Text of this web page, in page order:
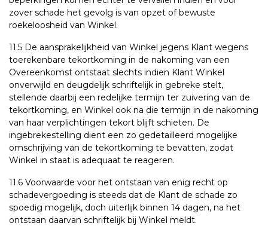
zover schade het gevolg is van opzet of bewuste
roekeloosheid van Winkel.
11.5 De aansprakelijkheid van Winkel jegens Klant wegens
toerekenbare tekortkoming in de nakoming van een
Overeenkomst ontstaat slechts indien Klant Winkel
onverwijld en deugdelijk schriftelijk in gebreke stelt,
stellende daarbij een redelijke termijn ter zuivering van de
tekortkoming, en Winkel ook na die termijn in de nakoming
van haar verplichtingen tekort blijft schieten. De
ingebrekestelling dient een zo gedetailleerd mogelijke
omschrijving van de tekortkoming te bevatten, zodat
Winkel in staat is adequaat te reageren.
11.6 Voorwaarde voor het ontstaan van enig recht op
schadevergoeding is steeds dat de Klant de schade zo
spoedig mogelijk, doch uiterlijk binnen 14 dagen, na het
ontstaan daarvan schriftelijk bij Winkel meldt.